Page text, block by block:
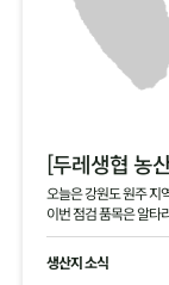
오늘은 강원도 원주 지
이번 점검 품목은 알타
생산지 소식